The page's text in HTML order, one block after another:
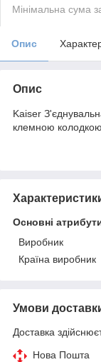
Мінімальна сума
Опис
Опис
Kaiser
клемною
Основні
Виробник
Країна виробник
Умови
Доставка
Нова Пошта